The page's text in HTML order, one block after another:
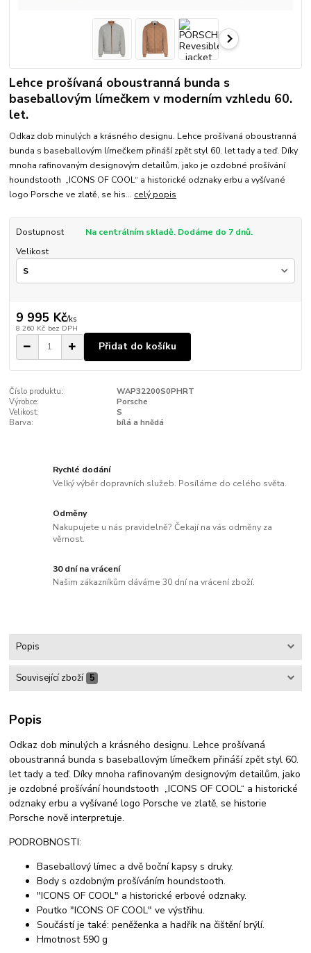
Lehce prošívaná oboustranná bunda s
baseballovým límečkem v moderním vzhledu 60.
let.
Odkaz dob minulých a krásného designu. Lehce prošívaná oboustranná
bunda s baseballovým límečkem přináší zpět styl 60. let tady a teď. Díky
mnoha rafinovaným designovým detailům, jako je ozdobné prošívání
houndstooth „ICONS OF COOL“ a historické odznaky erbu a vyšívané
logo Porsche ve zlatě, se his... celý popis
Dostupnost
Na centrálním skladě. Dodáme do 7 dnů.
Velikost
9 995 Kč/ks
8 260 Kč bez DPH
Přidat do košíku
Číslo produktu:
WAP32200S0PHRT
Výrobce:
Porsche
Velikost:
S
Barva:
bílá a hnědá
Rychlé dodání
Velký výběr dopravních služeb. Posíláme do celého světa.
Odměny
Nakupujete u nás pravidelně? Čekají na vás odměny za
věrnost.
30 dní na vrácení
Našim zákazníkům dáváme 30 dní na vrácení zboží.
Popis
Související zboží 5
Popis
Odkaz dob minulých a krásného designu. Lehce prošívaná
oboustranná bunda s baseballovým límečkem přináší zpět styl 60.
let tady a teď. Díky mnoha rafinovaným designovým detailům, jako
je ozdobné prošívání houndstooth „ICONS OF COOL“ a historické
odznaky erbu a vyšívané logo Porsche ve zlatě, se historie
Porsche nově interpretuje.
PODROBNOSTI:
Baseballový límec a dvě boční kapsy s druky.
Body s ozdobným prošíváním houndstooth.
"ICONS OF COOL" a historické erbové odznaky.
Poutko "ICONS OF COOL" ve výstřihu.
Součástí je také: peněženka a hadřík na čištění brýlí.
Hmotnost 590 g